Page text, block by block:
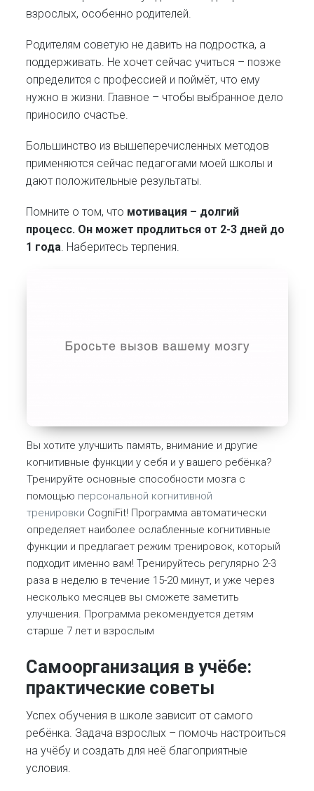
взрослых, особенно родителей.
Родителям советую не давить на подростка, а
поддерживать. Не хочет сейчас учиться – позже
определится с профессией и поймёт, что ему
нужно в жизни. Главное – чтобы выбранное дело
приносило счастье.
Большинство из вышеперечисленных методов
применяются сейчас педагогами моей школы и
дают положительные результаты.
Помните о том, что мотивация – долгий
процесс. Он может продлиться от 2-3 дней до
1 года. Наберитесь терпения.
Вы хотите улучшить память, внимание и другие
когнитивные функции у себя и у вашего ребёнка?
Тренируйте основные способности мозга с
помощью персональной когнитивной
тренировки CogniFit! Программа автоматически
определяет наиболее ослабленные когнитивные
функции и предлагает режим тренировок, который
подходит именно вам! Тренируйтесь регулярно 2-3
раза в неделю в течение 15-20 минут, и уже через
несколько месяцев вы сможете заметить
улучшения. Программа рекомендуется детям
старше 7 лет и взрослым
Самоорганизация в учёбе:
практические советы
Успех обучения в школе зависит от самого
ребёнка. Задача взрослых – помочь настроиться
на учёбу и создать для неё благоприятные
условия.